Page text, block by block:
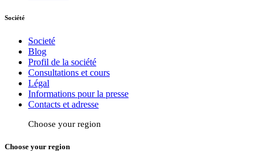
Société
Societé
Blog
Profil de la société
Consultations et cours
Légal
Informations pour la presse
Contacts et adresse
Choose your region
Choose your region